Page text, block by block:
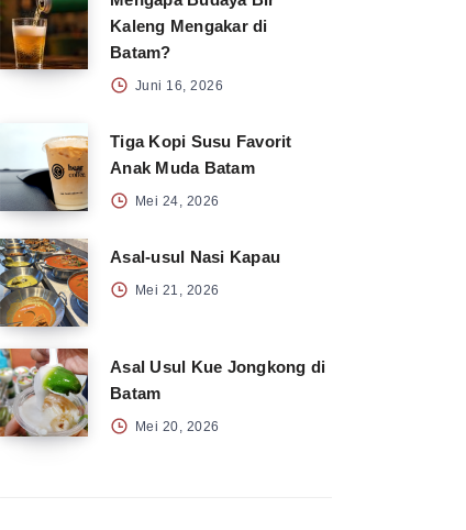
Kaleng Mengakar di
Batam?
Juni 16, 2026
Tiga Kopi Susu Favorit
Anak Muda Batam
Mei 24, 2026
Asal-usul Nasi Kapau
Mei 21, 2026
Asal Usul Kue Jongkong di
Batam
Mei 20, 2026